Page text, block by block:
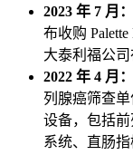
2023 年 7 月：
布收购
大泰利福公司
2022 年 4 月：
列腺癌筛查
设备，包括
系统、直肠指